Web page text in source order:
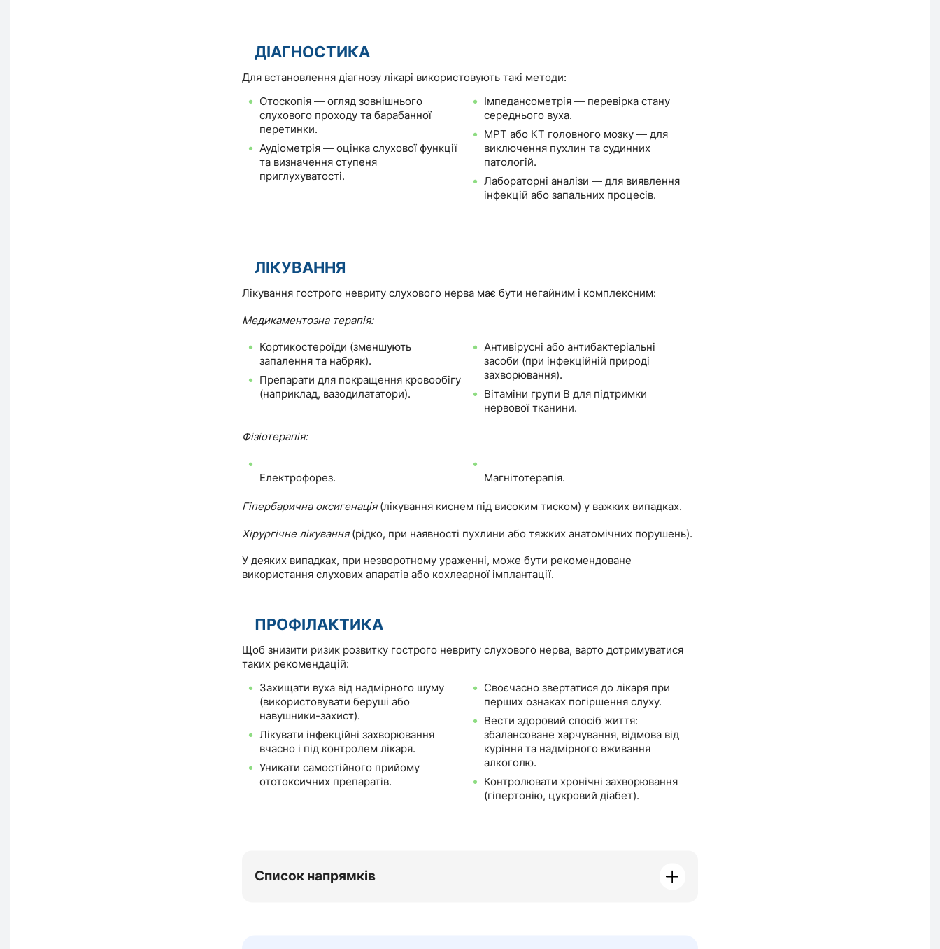
ДІАГНОСТИКА
Для встановлення діагнозу лікарі використовують такі методи:
Отоскопія — огляд зовнішнього
слухового проходу та барабанної
перетинки.
Аудіометрія — оцінка слухової функції
та визначення ступеня
приглухуватості.
Імпедансометрія — перевірка стану
середнього вуха.
МРТ або КТ головного мозку — для
виключення пухлин та судинних
патологій.
Лабораторні аналізи — для виявлення
інфекцій або запальних процесів.
ЛІКУВАННЯ
Лікування гострого невриту слухового нерва має бути негайним і комплексним:
Медикаментозна терапія:
Кортикостероїди (зменшують
запалення та набряк).
Препарати для покращення кровообігу
(наприклад, вазодилататори).
Антивірусні або антибактеріальні
засоби (при інфекційній природі
захворювання).
Вітаміни групи B для підтримки
нервової тканини.
Фізіотерапія:
Електрофорез. Магнітотерапія.
Гіпербарична оксигенація(лікування киснем під високим тиском) у важких випадках.
Хірургічне лікування(рідко, при наявності пухлини або тяжких анатомічних порушень).
У деяких випадках, при незворотному ураженні, може бути рекомендоване
використання слухових апаратів або кохлеарної імплантації.
ПРОФІЛАКТИКА
Щоб знизити ризик розвитку гострого невриту слухового нерва, варто дотримуватися
таких рекомендацій:
Захищати вуха від надмірного шуму
(використовувати беруші або
навушники-захист).
Лікувати інфекційні захворювання
вчасно і під контролем лікаря.
Уникати самостійного прийому
ототоксичних препаратів.
Своєчасно звертатися до лікаря при
перших ознаках погіршення слуху.
Вести здоровий спосіб життя:
збалансоване харчування, відмова від
куріння та надмірного вживання
алкоголю.
Контролювати хронічні захворювання
(гіпертонію, цукровий діабет).
Список напрямків